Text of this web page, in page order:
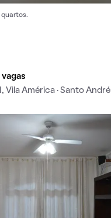
quartos.
vagas
Vila América · Santo André